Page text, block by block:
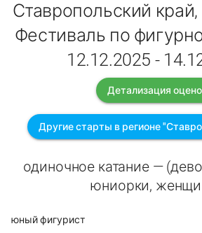
Ставропольский
Фестиваль по
12.12.2025 -
Детализация
Другие старты в регионе
одиночное катание —
юниорки,
юный фигурист